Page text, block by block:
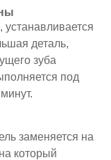
устанавливается
деталь,
зуба
под
заменяется на
который